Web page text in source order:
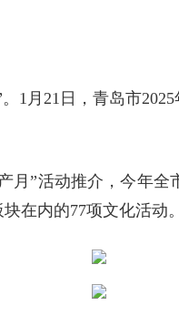
1月21日，青岛市
月”活动推介，今年
在内的77项文化活动。